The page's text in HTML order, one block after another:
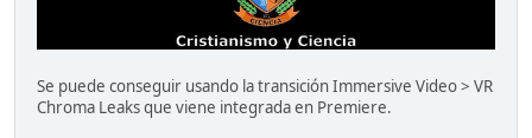
Se puede conseguir usando la transición Immersive Video > VR
Chroma Leaks que viene integrada en Premiere.